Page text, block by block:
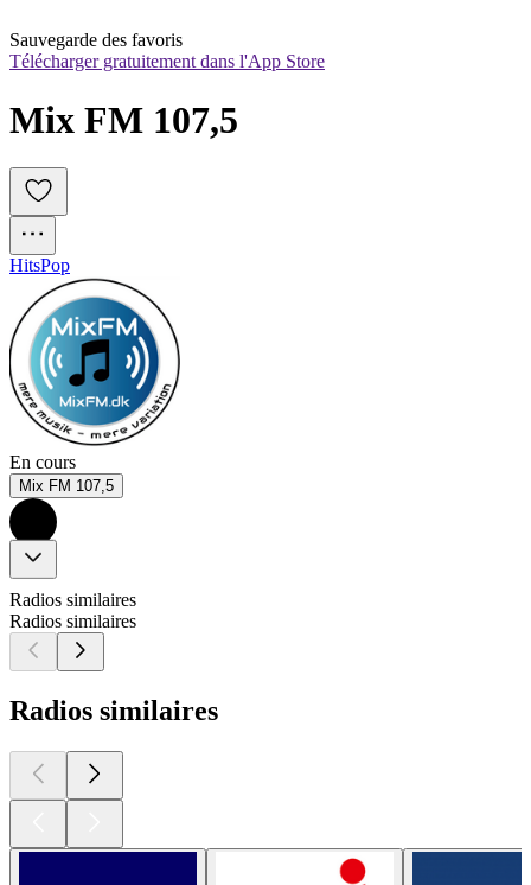
Sauvegarde des favoris
Télécharger gratuitement dans l'App Store
Mix FM 107,5
HitsPop
En cours
Mix FM 107,5
Radios similaires
Radios similaires
Radios similaires